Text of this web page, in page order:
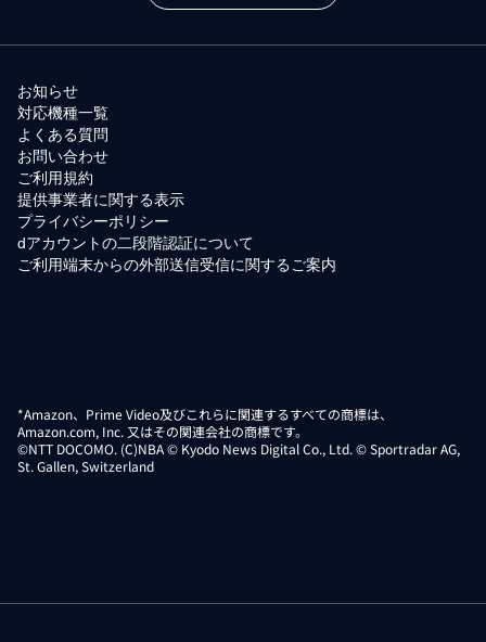
お知らせ
対応機種一覧
よくある質問
お問い合わせ
ご利用規約
提供事業者に関する表示
プライバシーポリシー
dアカウントの二段階認証について
ご利用端末からの外部送信受信に関するご案内
*Amazon、Prime Video及びこれらに関連するすべての商標は、
Amazon.com, Inc. 又はその関連会社の商標です。
©NTT DOCOMO. (C)NBA © Kyodo News Digital Co., Ltd. © Sportradar AG,
St. Gallen, Switzerland